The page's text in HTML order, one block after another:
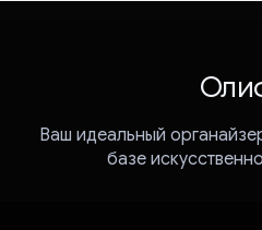
Ваш идеальный
базе